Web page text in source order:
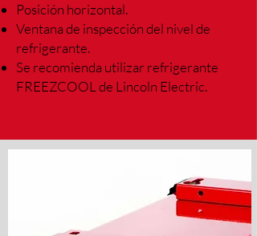
Posición horizontal.
Ventana de inspección del nivel de
refrigerante.
Se recomienda utilizar refrigerante
FREEZCOOL de Lincoln Electric.